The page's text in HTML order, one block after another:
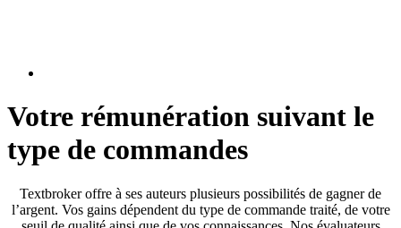
Votre rémunération suivant le
type de commandes
Textbroker offre à ses auteurs plusieurs possibilités de gagner de
l’argent. Vos gains dépendent du type de commande traité, de votre